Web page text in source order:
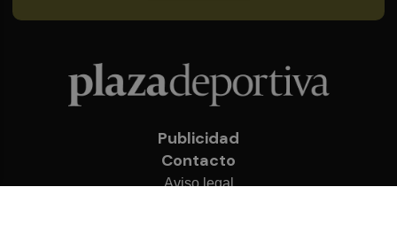
Publicidad
Contacto
Aviso legal